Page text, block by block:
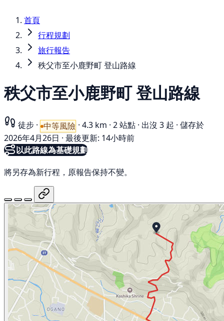
首頁
行程規劃
旅行報告
秩父市至小鹿野町 登山路線
秩父市至小鹿野町 登山路線
徒步 · 中等風險 · 4.3 km · 2 站點 · 出沒 3 起 · 儲存於
2026年4月26日 · 最後更新: 14小時前
以此路線為基礎規劃
將另存為新行程，原報告保持不變。